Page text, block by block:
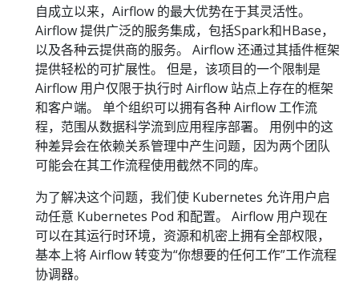
自成立以来，Airflow 的最大优势在于其灵活性。
Airflow 提供广泛的服务集成，包括Spark和HBase，
以及各种云提供商的服务。 Airflow 还通过其插件框架
提供轻松的可扩展性。 但是，该项目的一个限制是
Airflow 用户仅限于执行时 Airflow 站点上存在的框架
和客户端。 单个组织可以拥有各种 Airflow 工作流
程，范围从数据科学流到应用程序部署。 用例中的这
种差异会在依赖关系管理中产生问题，因为两个团队
可能会在其工作流程使用截然不同的库。
为了解决这个问题，我们使 Kubernetes 允许用户启
动任意 Kubernetes Pod 和配置。 Airflow 用户现在
可以在其运行时环境，资源和机密上拥有全部权限，
基本上将 Airflow 转变为“你想要的任何工作”工作流程
协调器。